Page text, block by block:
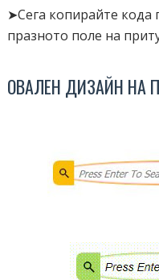
➤Сега копирайте кода
празното поле на
ОВАЛЕН ДИЗАЙН НА